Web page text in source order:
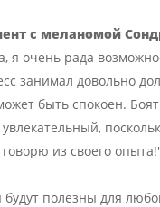
с меланомой
я очень рада
занимал довольно
быть спокоен.
из своего
полезны для